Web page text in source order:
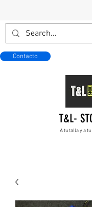
Contacto
T&L-
A tu talla y a